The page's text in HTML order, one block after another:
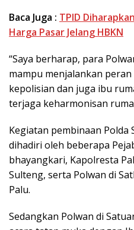
Baca Juga : TPID
Harga Pasar Jelang HBKN
“Saya berharap, para
mampu menjalankan
kepolisian dan juga ibu
terjaga keharmonisan
Kegiatan pembinaan
dihadiri oleh beberapa
bhayangkari, Kapolresta
Sulteng, serta Polwan di
Palu.
Sedangkan Polwan di